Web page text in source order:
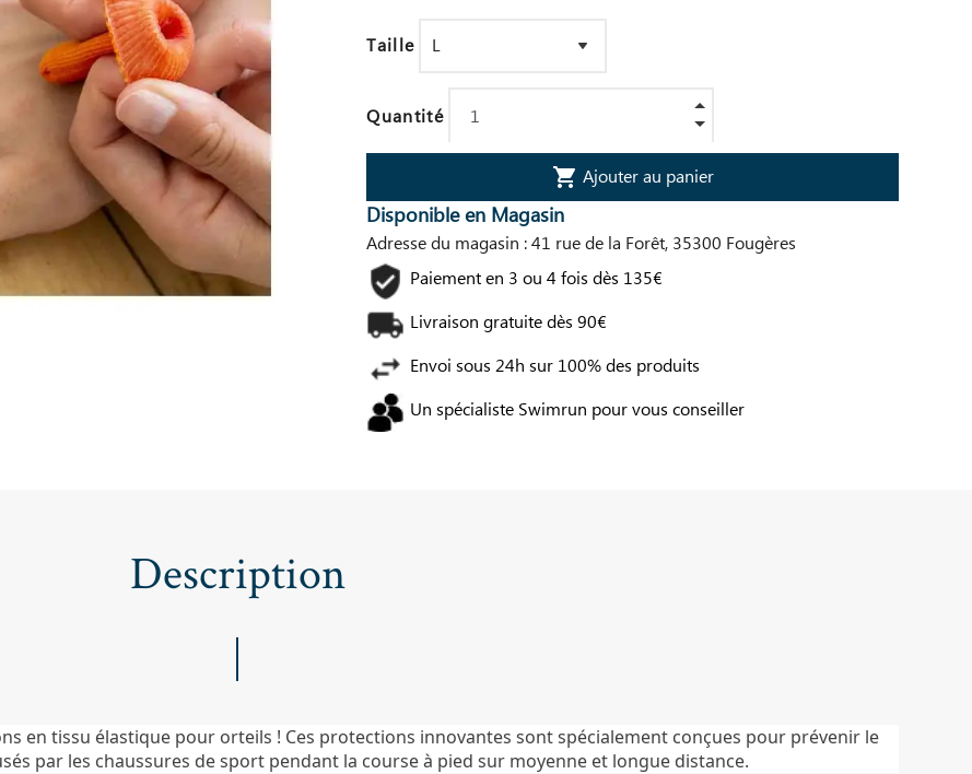
Taille
Quantité
shopping_cart Ajouter au panier
Disponible en Magasin
Adresse du magasin : 41 rue de la Forêt, 35300 Fougères
Paiement en 3 ou 4 fois dès 135€
Livraison gratuite dès 90€
Envoi sous 24h sur 100% des produits
Un spécialiste Swimrun pour vous conseiller
Description
en tissu élastique pour orteils ! Ces protections innovantes sont spécialement conçues pour prévenir le
par les chaussures de sport pendant la course à pied sur moyenne et longue distance.